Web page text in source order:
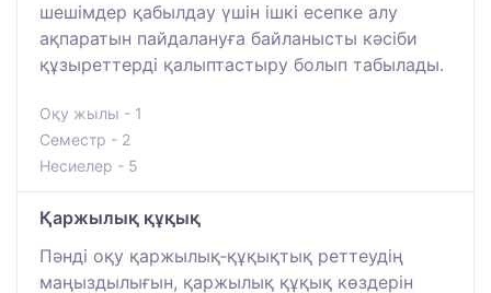
шешімдер қабылдау үшін ішкі есепке алу
ақпаратын пайдалануға байланысты кәсіби
құзыреттерді қалыптастыру болып табылады.
Оқу жылы - 1
Семестр - 2
Несиелер - 5
Қаржылық құқық
Пәнді оқу қаржылық-құқықтық реттеудің
маңыздылығын, қаржылық құқық көздерін